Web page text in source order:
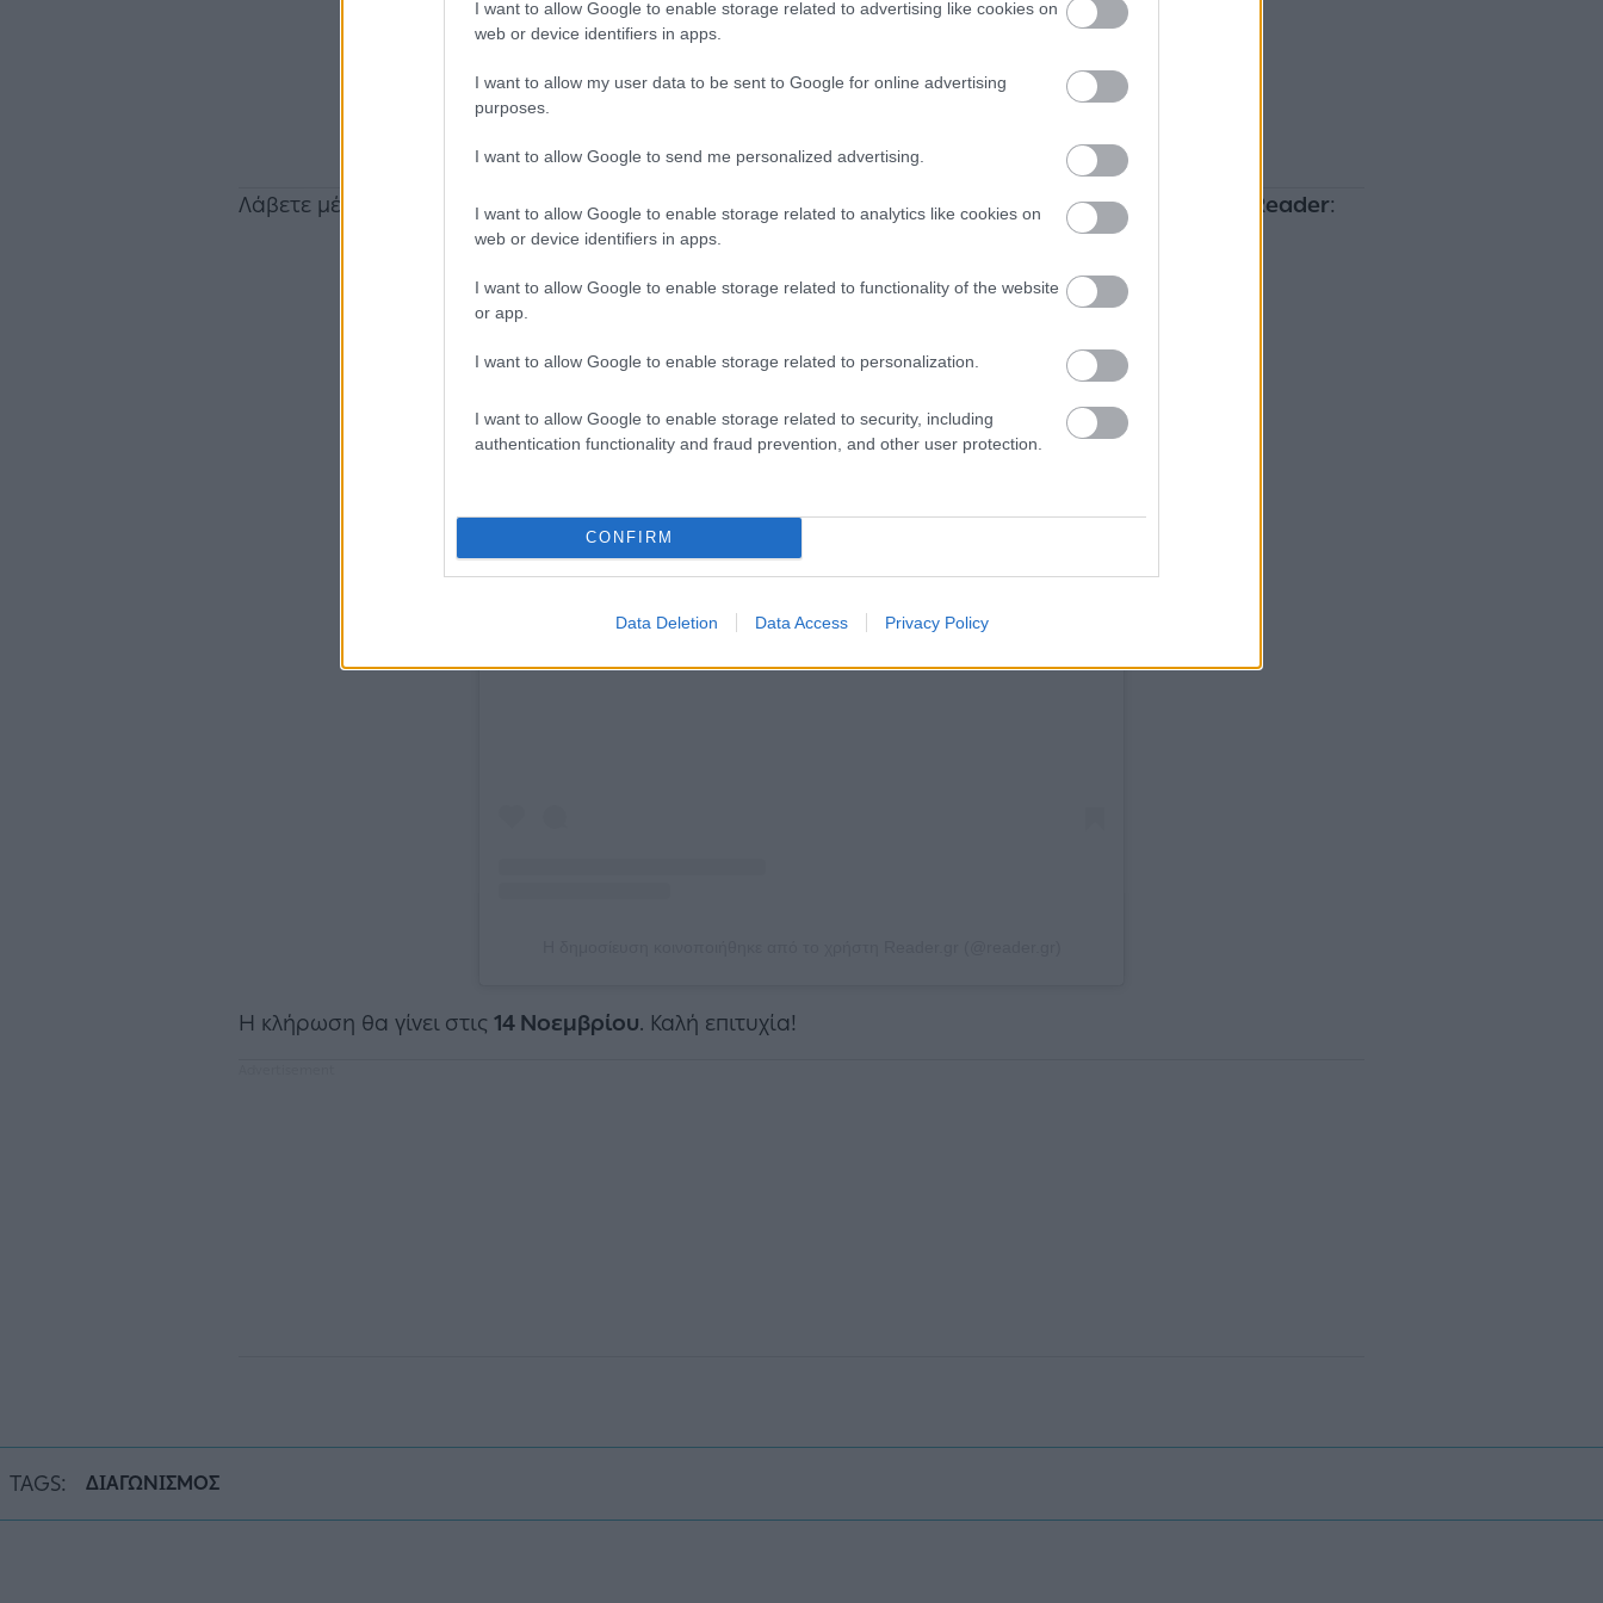
I want to allow Google to enable storage related to advertising like cookies on
web or device identifiers in apps.
I want to allow my user data to be sent to Google for online advertising
purposes.
I want to allow Google to send me personalized advertising.
I want to allow Google to enable storage related to analytics like cookies on
web or device identifiers in apps.
I want to allow Google to enable storage related to functionality of the website
or app.
I want to allow Google to enable storage related to personalization.
I want to allow Google to enable storage related to security, including
authentication functionality and fraud prevention, and other user protection.
CONFIRM
Data Deletion Data Access Privacy Policy
Λάβετε μέρος στο διαγωνισμό ακολουθώντας τα βήματα στο παρακάτω post στοInstagram του Reader:
Δείτε αυτή τη δημοσίευση στο Instagram.
Η κλήρωση θα γίνει στις 14 Νοεμβρίου. Καλή επιτυχία!
TAGS: ΔΙΑΓΩΝΙΣΜΟΣ